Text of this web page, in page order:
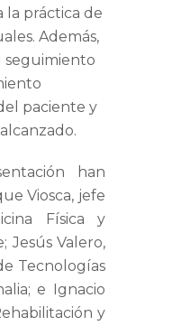
la práctica de
Además,
seguimiento
paciente y
han
Viosca, jefe
Física y
Jesús Valero,
Tecnologías
e Ignacio
y